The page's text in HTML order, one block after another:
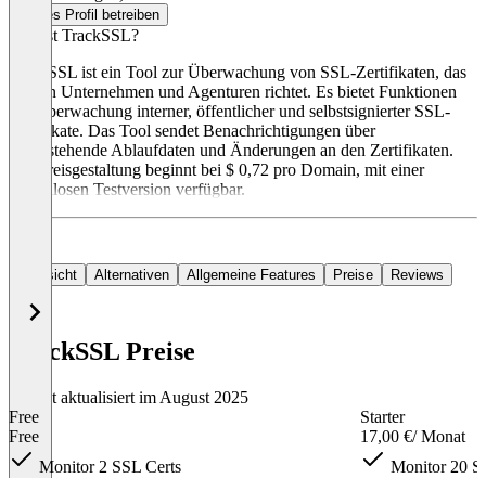
Dieses Profil betreiben
Was ist TrackSSL?
TrackSSL ist ein Tool zur Überwachung von SSL-Zertifikaten, das
sich an Unternehmen und Agenturen richtet. Es bietet Funktionen
zur Überwachung interner, öffentlicher und selbstsignierter SSL-
Zertifikate. Das Tool sendet Benachrichtigungen über
bevorstehende Ablaufdaten und Änderungen an den Zertifikaten.
Die Preisgestaltung beginnt bei $ 0,72 pro Domain, mit einer
kostenlosen Testversion verfügbar.
Übersicht Alternativen Allgemeine Features Preise Reviews
TrackSSL Preise
Zuletzt aktualisiert im August 2025
Free
Free
Monitor 2 SSL Certs
Starter
17,00 €/ Monat
Monitor 20